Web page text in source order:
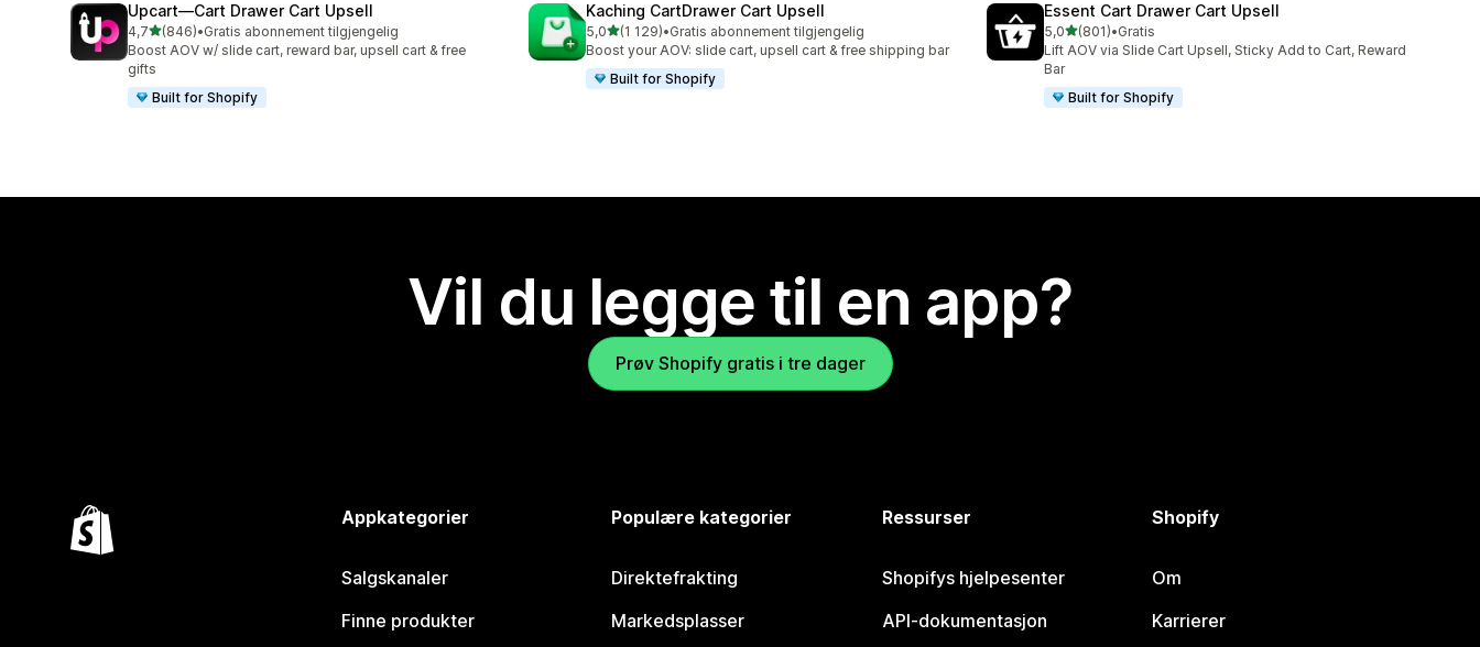
Upcart—Cart Drawer Cart Upsell
4,7av 5 stjerner
(846)
Totalt 846 omtaler
•Gratis abonnement tilgjengelig
Boost AOV w/ slide cart, reward bar, upsell cart & free
gifts
Built for Shopify
Kaching CartDrawer Cart Upsell
5,0av 5 stjerner
(1 129)
Totalt 1129 omtaler
•Gratis abonnement tilgjengelig
Boost your AOV: slide cart, upsell cart & free shipping bar
Built for Shopify
Essent Cart Drawer Cart Upsell
5,0av 5 stjerner
(801)
Totalt 801 omtaler
•Gratis
Lift AOV via Slide Cart Upsell, Sticky Add to Cart, Reward
Bar
Built for Shopify
Vil du legge til en app?
Prøv Shopify gratis i tre dager
Appkategorier
Salgskanaler
Finne produkter
Populære kategorier
Direktefrakting
Markedsplasser
Ressurser
Shopifys hjelpesenter
API-dokumentasjon
Shopify
Om
Karrierer